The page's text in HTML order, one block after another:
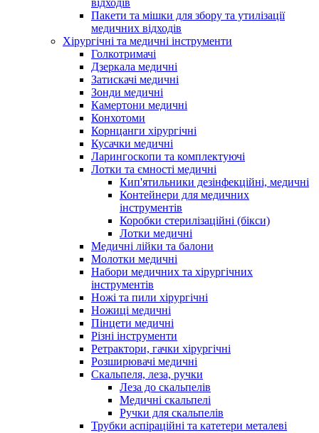
відходів
Пакети та мішки для збору та утилізації
медичних відходів
Хірургічні та медичні інструменти
Голкотримачі
Дзеркала медичні
Затискачі медичні
Зонди медичні
Камертони медичні
Конхотоми
Корнцанги хірургічні
Кусачки медичні
Ларингоскопи та комплектуючі
Лотки та ємності медичні
Кип'ятильники дезінфекційні, медичні
Контейнери для медичних
інструментів
Коробки стерилізаційні (бікси)
Лотки медичні
Медичні лійки та балони
Молотки медичні
Набори медичних та хірургічних
інструментів
Ножі та пили хірургічні
Ножиці медичні
Пінцети медичні
Різні інструменти
Ретрактори, гачки хірургічні
Розширювачі медичні
Скальпеля, леза, ручки
Леза до скальпелів
Медичні скальпелі
Ручки для скальпелів
Трубки аспіраційні та катетери металеві